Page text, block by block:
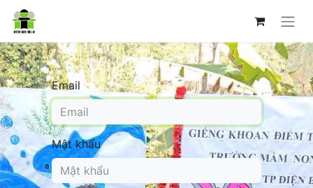
Email
Mật khẩu